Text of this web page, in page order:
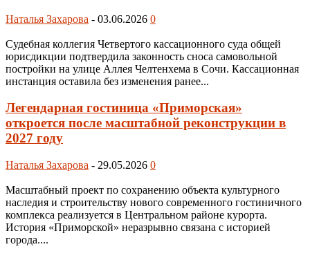
Наталья Захарова - 03.06.2026 0
Судебная коллегия Четвертого кассационного суда общей
юрисдикции подтвердила законность сноса самовольной
постройки на улице Аллея Челтенхема в Сочи. Кассационная
инстанция оставила без изменения ранее...
Легендарная гостиница «Приморская»
откроется после масштабной реконструкции в
2027 году
Наталья Захарова - 29.05.2026 0
Масштабный проект по сохранению объекта культурного
наследия и строительству нового современного гостиничного
комплекса реализуется в Центральном районе курорта.
История «Приморской» неразрывно связана с историей
города....